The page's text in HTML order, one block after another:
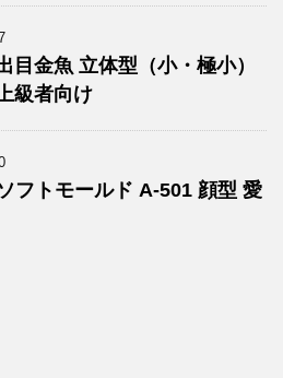
目金魚 立体型（小・極小）
級者向け
フトモールド A-501 顔型 愛